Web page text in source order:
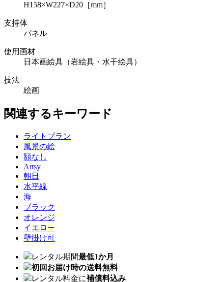
H158×W227×D20［mm］
支持体
パネル
使用画材
日本画絵具（岩絵具・水干絵具）
技法
絵画
関連するキーワード
ライトプラン
風景の絵
額なし
Artsy
朝日
水平線
海
ブラック
オレンジ
イエロー
壁掛け可
レンタル期間最低1か月
初回お届け時の送料無料
レンタル料金に補償料込み